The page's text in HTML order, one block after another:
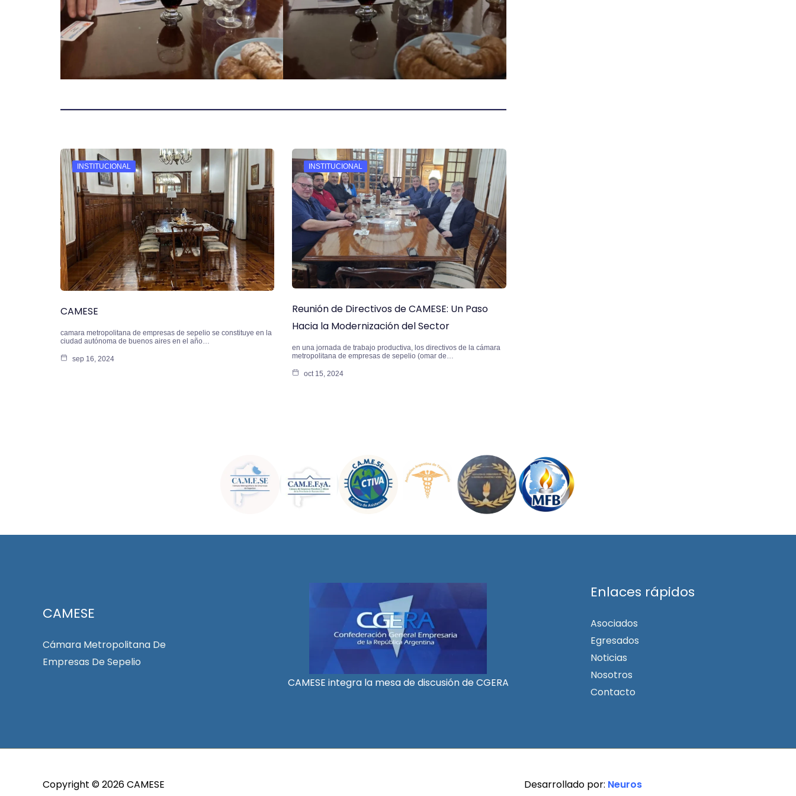
INSTITUCIONAL
CAMESE
camara metropolitana de empresas de sepelio se constituye en la
ciudad autónoma de buenos aires en el año…
sep 16, 2024
INSTITUCIONAL
Reunión de Directivos de CAMESE: Un Paso
Hacia la Modernización del Sector
en una jornada de trabajo productiva, los directivos de la cámara
metropolitana de empresas de sepelio (omar de…
oct 15, 2024
CAMESE
Cámara Metropolitana De
Empresas De Sepelio
CAMESE integra la mesa de discusión de CGERA
Enlaces rápidos
Asociados
Egresados
Noticias
Nosotros
Contacto
Copyright © 2026 CAMESE Desarrollado por: Neuros